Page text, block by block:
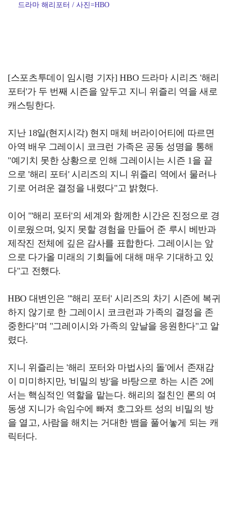
드라마 해리포터 / 사진=HBO
[스포츠투데이 임시령 기자] HBO 드라마 시리즈 '해리
포터'가 두 번째 시즌을 앞두고 지니 위즐리 역을 새로
캐스팅한다.
지난 18일(현지시각) 현지 매체 버라이어티에 따르면
아역 배우 그레이시 코크런 가족은 공동 성명을 통해
"예기치 못한 상황으로 인해 그레이시는 시즌 1을 끝
으로 '해리 포터' 시리즈의 지니 위즐리 역에서 물러나
기로 어려운 결정을 내렸다"고 밝혔다.
이어 "'해리 포터'의 세계와 함께한 시간은 진정으로 경
이로웠으며, 잊지 못할 경험을 만들어 준 루시 베반과
제작진 전체에 깊은 감사를 표합한다. 그레이시는 앞
으로 다가올 미래의 기회들에 대해 매우 기대하고 있
다"고 전했다.
HBO 대변인은 "'해리 포터' 시리즈의 차기 시즌에 복귀
하지 않기로 한 그레이시 코크런과 가족의 결정을 존
중한다"며 "그레이시와 가족의 앞날을 응원한다"고 알
렸다.
지니 위즐리는 '해리 포터와 마법사의 돌'에서 존재감
이 미미하지만, '비밀의 방'을 바탕으로 하는 시즌 2에
서는 핵심적인 역할을 맡는다. 해리의 절친인 론의 여
동생 지니가 속임수에 빠져 호그와트 성의 비밀의 방
을 열고, 사람을 해치는 거대한 뱀을 풀어놓게 되는 캐
릭터다.